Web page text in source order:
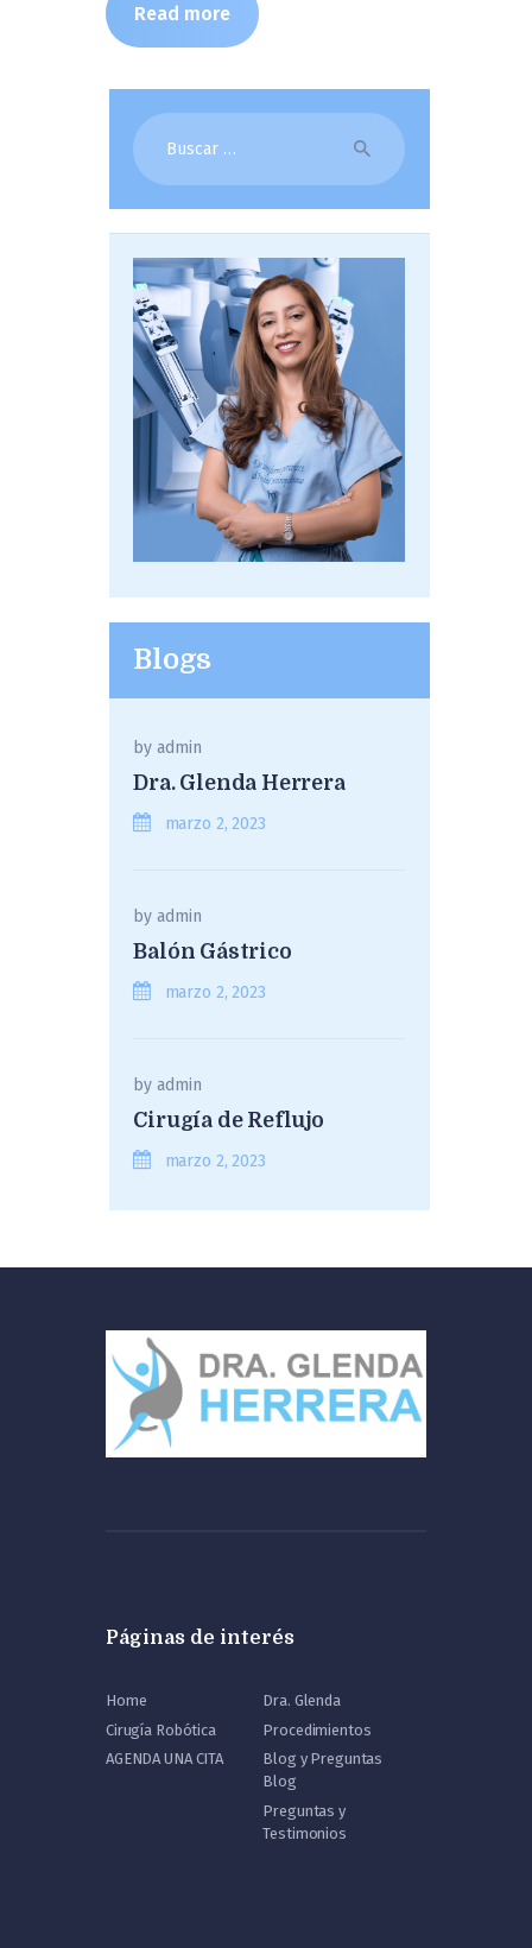
Read more
Buscar:
Blogs
byadmin
Dra. Glenda Herrera
marzo 2, 2023
byadmin
Balón Gástrico
marzo 2, 2023
byadmin
Cirugía de Reflujo
marzo 2, 2023
Páginas de interés
Home
Dra. Glenda
Cirugía Robótica
Procedimientos
AGENDA UNA CITA
Blog y Preguntas
Blog
Preguntas y
Testimonios